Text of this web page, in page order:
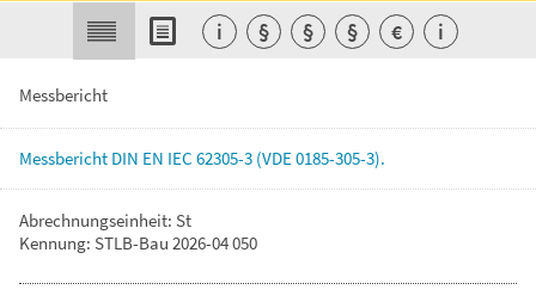
Messbericht
Messbericht DIN EN IEC 62305-3 (VDE0185-305-3).
Abrechnungseinheit: St
Kennung: STLB-Bau 2026-04 050
i § § § € i